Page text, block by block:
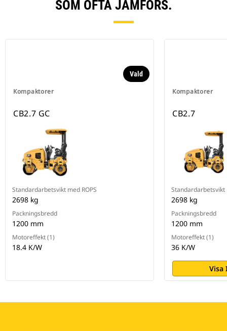
SOM OFTA JÄMFÖRS.
Kompaktorer
Vald
CB2.7 GC
Standardarbetsvikt med ROPS
2698 kg
Packningsbredd
1200 mm
Motoreffekt (1)
18.4 K/W
Kompaktorer
CB2.7
Standardarbetsvikt
2698 kg
Packningsbredd
1200 mm
Motoreffekt (1)
36 K/W
Visa